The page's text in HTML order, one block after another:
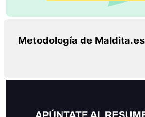
Metodología de Maldita.es